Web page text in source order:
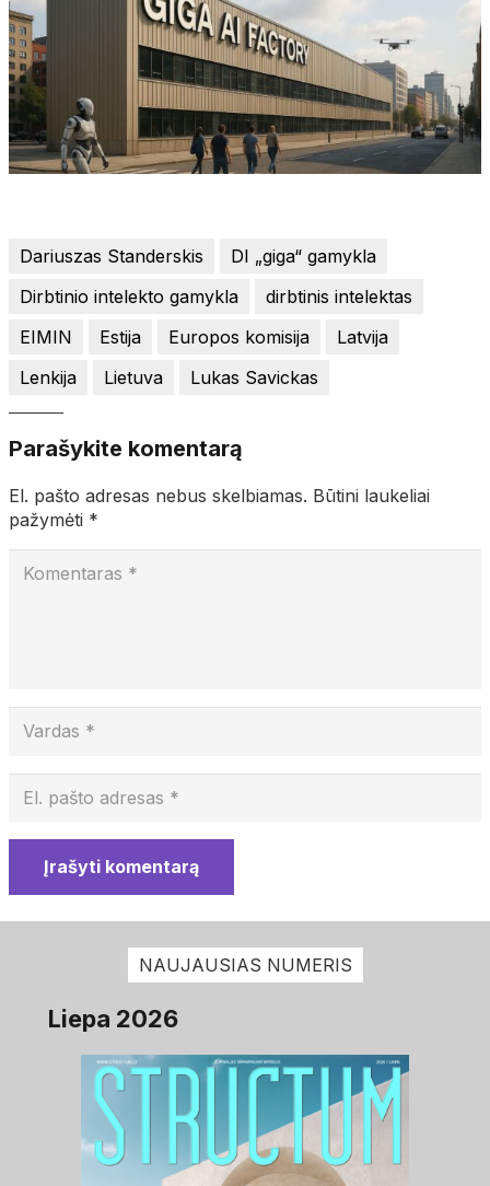
Dariuszas Standerskis
DI „giga“ gamykla
Dirbtinio intelekto gamykla
dirbtinis intelektas
EIMIN
Estija Europos komisija
Latvija
Lenkija
Lietuva Lukas Savickas
Parašykite komentarą
El. pašto adresas nebus skelbiamas. Būtini laukeliai
pažymėti *
Įrašyti komentarą
NAUJAUSIAS NUMERIS
Liepa 2026